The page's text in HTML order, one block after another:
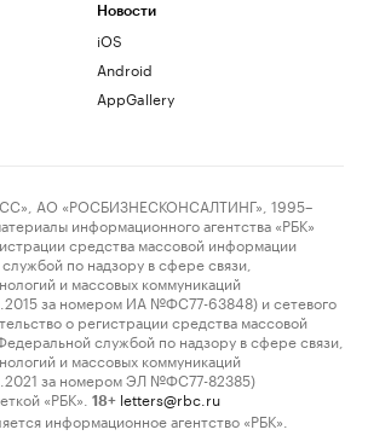
Новости
iOS
Android
AppGallery
АО «РОСБИЗНЕСКОНСАЛТИНГ», 1995–
информационного агентства «РБК»
средства массовой информации
по надзору в сфере связи,
и массовых коммуникаций
за номером ИА №ФС77-63848) и сетевого
о регистрации средства массовой
службой по надзору в сфере связи,
и массовых коммуникаций
за номером ЭЛ №ФС77-82385)
«РБК».
18+ letters@rbc.ru
информационное агентство «РБК».